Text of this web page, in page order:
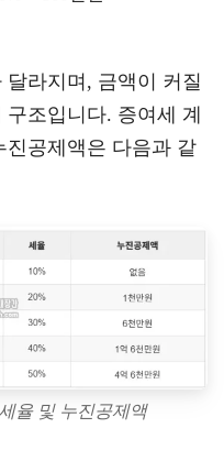
라지며, 금액이 커질
조입니다. 증여세 계
공제액은 다음과 같
율 및 누진공제액